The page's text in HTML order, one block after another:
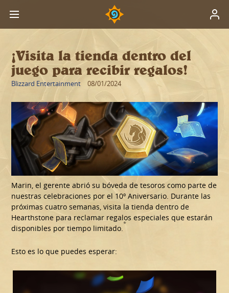
¡Visita la tienda dentro del
juego para recibir regalos!
Blizzard Entertainment 08/01/2024
Marin, el gerente abrió su bóveda de tesoros como parte de
nuestras celebraciones por el 10º Aniversario. Durante las
próximas cuatro semanas, visita la tienda dentro de
Hearthstone para reclamar regalos especiales que estarán
disponibles por tiempo limitado. *
Esto es lo que puedes esperar: